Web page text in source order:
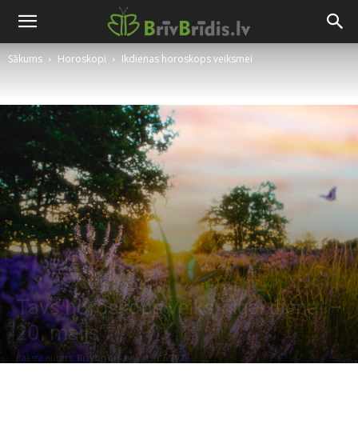
Sākums Horoskopi Ikdienas horoskops veiksmei
Tavs horoskops veiksmīgai dienai –
20. maijs
Raksta autors Brivbridis.lv - 19/05/2026